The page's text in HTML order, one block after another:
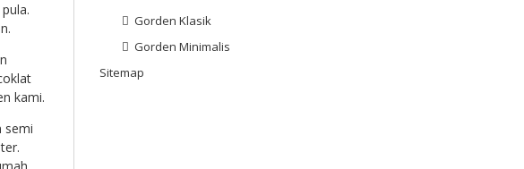
kami.
semi
Gorden Klasik
Gorden Minimalis
Sitemap